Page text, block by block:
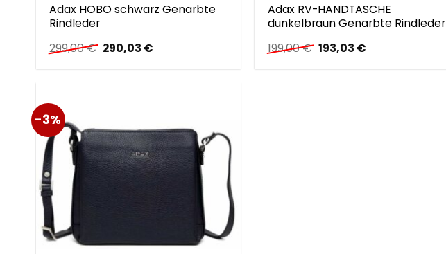
Adax HOBO schwarz Genarbte
Rindleder
299,00€ Ursprünglicher
Preis
war:
290,03 €Aktueller
ist:
Adax RV-HANDTASCHE
dunkelbraun Genarbte Rindleder
199,00€ Ursprünglicher
Preis
war:
193,03 €Aktueller
ist:
-3%